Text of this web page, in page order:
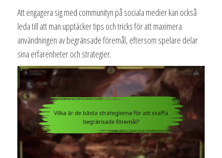
Att engagera sig med communityn på sociala medier kan också
leda till att man upptäcker tips och tricks för att maximera
användningen av begränsade föremål, eftersom spelare delar
sina erfarenheter och strategier.